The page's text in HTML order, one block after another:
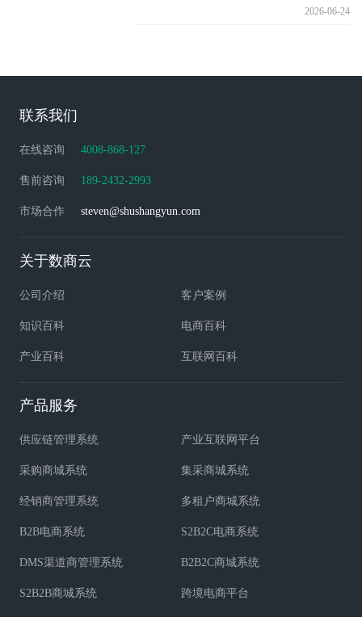
2026-06-24
联系我们
在线咨询 4008-868-127
售前咨询 189-2432-2993
市场合作 steven@shushangyun.com
关于数商云
公司介绍 客户案例
知识百科 电商百科
产业百科 互联网百科
产品服务
供应链管理系统 产业互联网平台
采购商城系统 集采商城系统
经销商管理系统 多租户商城系统
B2B电商系统 S2B2C电商系统
DMS渠道商管理系统 B2B2C商城系统
S2B2B商城系统 跨境电商平台